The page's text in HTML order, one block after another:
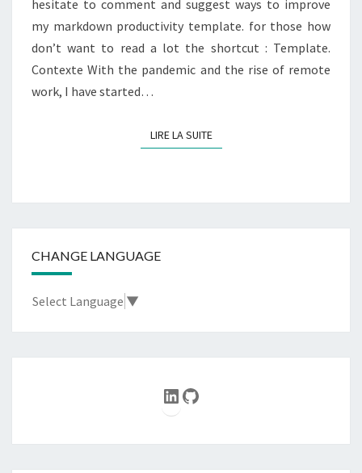
hesitate to comment and suggest ways to improve
my markdown productivity template. for those how
don’t want to read a lot the shortcut : Template.
Contexte With the pandemic and the rise of remote
work, I have started…
LIRE LA SUITELIRE LA SUITE
CHANGE LANGUAGE
Select Language ▼
LinkedIn
GitHub